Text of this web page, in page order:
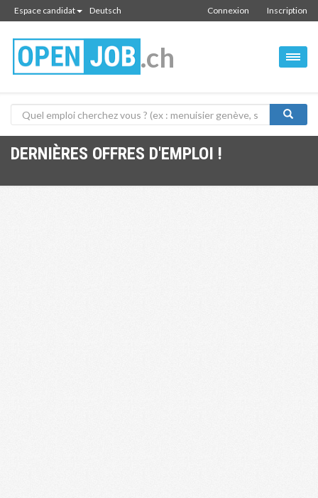
Espace candidat Deutsch Inscription
Connexion
.ch
DERNIÈRES OFFRES D'EMPLOI !